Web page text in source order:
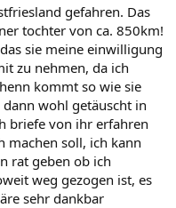
gefahren. Das
tochter von ca. 850km!
sie meine einwilligung
zu nehmen, da ich
kommt so wie sie
wohl getäuscht in
briefe von ihr erfahren
machen soll, ich kann
rat geben ob ich
weg gezogen ist, es
sehr dankbar